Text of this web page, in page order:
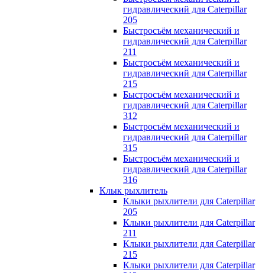
гидравлический для Caterpillar
205
Быстросъём механический и
гидравлический для Caterpillar
211
Быстросъём механический и
гидравлический для Caterpillar
215
Быстросъём механический и
гидравлический для Caterpillar
312
Быстросъём механический и
гидравлический для Caterpillar
315
Быстросъём механический и
гидравлический для Caterpillar
316
Клык рыхлитель
Клыки рыхлители для Caterpillar
205
Клыки рыхлители для Caterpillar
211
Клыки рыхлители для Caterpillar
215
Клыки рыхлители для Caterpillar